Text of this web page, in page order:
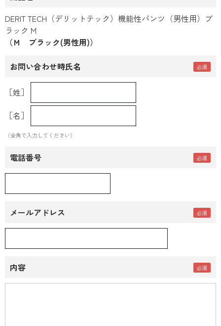
DERIT TECH（デリットテック）機能性パンツ（男性用）ブ
ラック M
（Ｍ ブラック(男性用)）
お問い合わせ時氏名
［姓］
［名］
（全角で入力してください）
電話番号
メールアドレス
内容